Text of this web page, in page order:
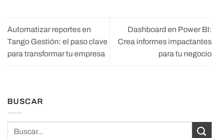
Automatizar reportes en
Tango Gestión: el paso clave
para transformar tu empresa
Dashboard en Power BI:
Crea informes impactantes
para tu negocio
BUSCAR